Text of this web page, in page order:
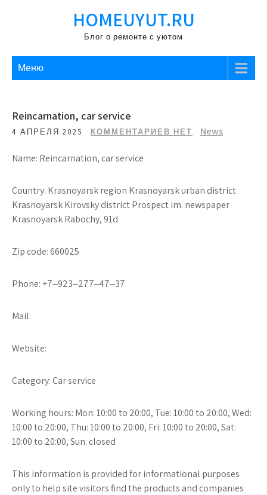
HOMEUYUT.RU
Блог о ремонте с уютом
Меню
Reincarnation, car service
4 АПРЕЛЯ 2025 КОММЕНТАРИЕВ НЕТ News
Name: Reincarnation, car service
Country: Krasnoyarsk region Krasnoyarsk urban district
Krasnoyarsk Kirovsky district Prospect im. newspaper
Krasnoyarsk Rabochy, 91d
Zip code: 660025
Phone: +7‒923‒277‒47‒37
Mail:
Website:
Category: Car service
Working hours: Mon: 10:00 to 20:00, Tue: 10:00 to 20:00, Wed:
10:00 to 20:00, Thu: 10:00 to 20:00, Fri: 10:00 to 20:00, Sat:
10:00 to 20:00, Sun: closed
This information is provided for informational purposes
only to help site visitors find the products and companies